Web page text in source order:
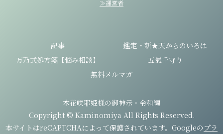
≫運営者
記事
鑑定・新★天からのいろは
万乃式処方箋【悩み相談】
五氣千守り
無料メルマガ
木花咲耶姫様の御神示・令和編
Copyright © Kaminomiya All Rights Reserved.
本サイトはreCAPTCHAによって保護されています。Googleの プラ